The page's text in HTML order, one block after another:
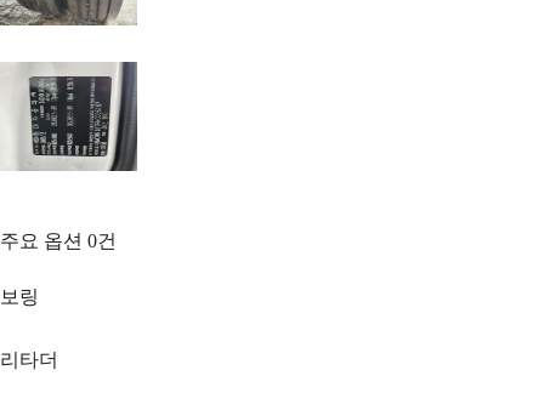
주요 옵션 0건
보링
리타더